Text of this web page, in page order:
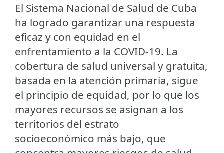
El Sistema Nacional de Salud de Cuba
ha logrado garantizar una respuesta
eficaz y con equidad en el
enfrentamiento a la COVID-19. La
cobertura de salud universal y gratuita,
basada en la atención primaria, sigue
el principio de equidad, por lo que los
mayores recursos se asignan a los
territorios del estrato
socioeconómico más bajo, que